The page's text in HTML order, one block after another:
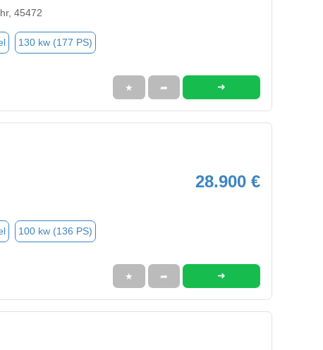
45472
130 kw (177 PS)
★ ➦ ➜
28.900 €
100 kw (136 PS)
★ ➦ ➜